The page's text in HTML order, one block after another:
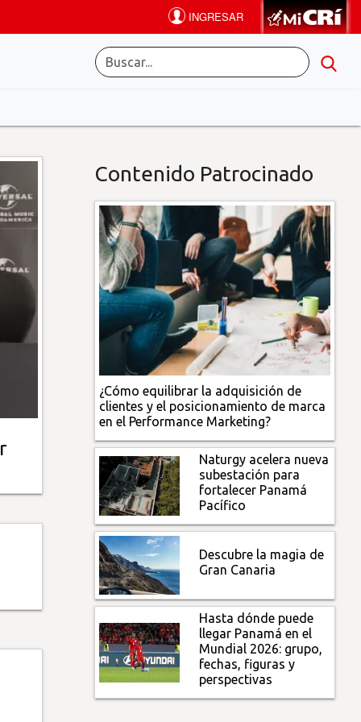
Contenido Patrocinado
¿Cómo equilibrar la adquisición de
clientes y el posicionamiento de marca
en el Performance Marketing?
Naturgy acelera nueva
subestación para
fortalecer Panamá
Pacífico
Descubre la magia de
Gran Canaria
Hasta dónde puede
llegar Panamá en el
Mundial 2026: grupo,
fechas, figuras y
perspectivas